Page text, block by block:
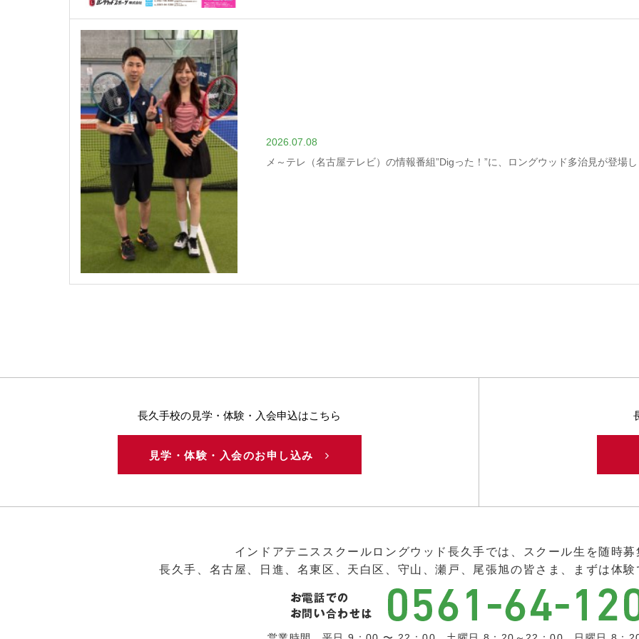
2026.07.08
メ～テレ（名古屋テレビ）の情報番組”Digった！”に、ロングウッド多治見が登場
長久手校の見学・体験・入会申込はこちら
見学・体験・入会のお申し込み
インドアテニススクールロングウッド長久手では、スクール生を随時
長久手、名古屋、日進、名東区、天白区、守山、瀬戸、尾張旭の皆さま、まずは体